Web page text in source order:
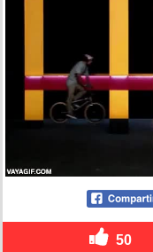
50